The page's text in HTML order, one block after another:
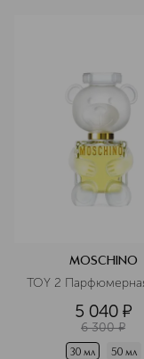
MOSCHINO
TOY 2
5 040 ¤
6 300 ¤
30 мл 50 мл